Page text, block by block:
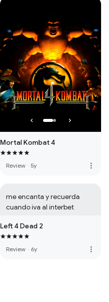
Mortal Kombat 4
Review · 5y more_vert
me encanta y recuerda
cuando iva al interbet
Left 4 Dead 2
Review · 6y more_vert